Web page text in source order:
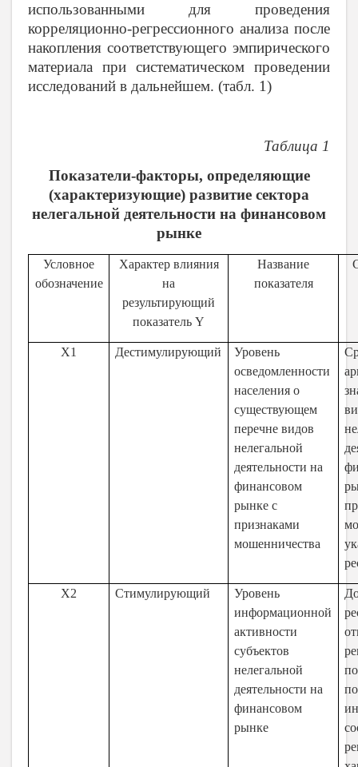
использованными для проведения
корреляционно-регрессионного анализа после
накопления соответствующего эмпирического
материала при систематическом проведении
исследований в дальнейшем. (табл. 1)
Таблица 1
Показатели-факторы, определяющие
(характеризующие) развитие сектора
нелегальной деятельности на финансовом
рынке
Условное
обозначение
Характер влияния
на
результирующий
показатель Y
Название
показателя
X1 Дестимулирующий
Уровень
осведомленности
населения о
существующем
перечне видов
нелегальной
деятельности на
финансовом
рынке с
признаками
мошенничества
X2 Стимулирующий
Уровень
информационной
активности
субъектов
нелегальной
деятельности на
финансовом
рынке